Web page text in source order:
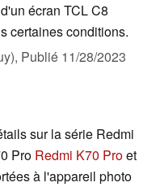
écran TCL C8
certaines conditions.
Publié 11/28/2023
sur la série Redmi
Pro Redmi K70 Proet
à l'appareil photo